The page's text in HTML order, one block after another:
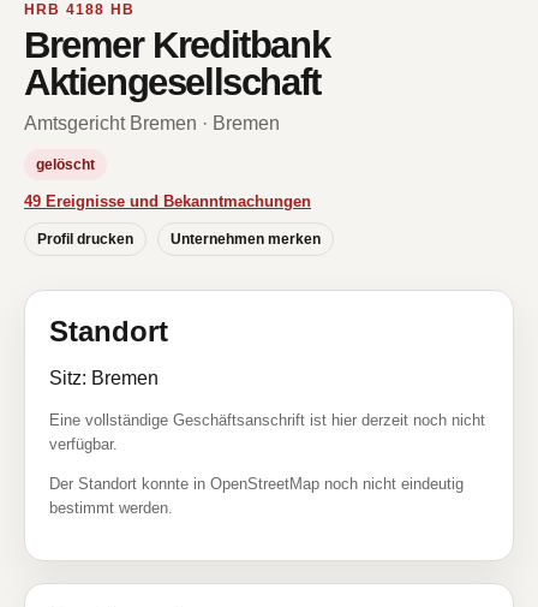
HRB 4188 HB
Bremer Kreditbank
Aktiengesellschaft
Amtsgericht Bremen · Bremen
gelöscht
49 Ereignisse und Bekanntmachungen
Profil drucken Unternehmen merken
Standort
Sitz: Bremen
Eine vollständige Geschäftsanschrift ist hier derzeit noch nicht
verfügbar.
Der Standort konnte in OpenStreetMap noch nicht eindeutig
bestimmt werden.